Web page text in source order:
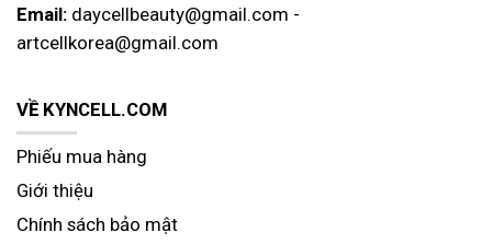
Email: daycellbeauty@gmail.com -
artcellkorea@gmail.com
VỀ KYNCELL.COM
Phiếu mua hàng
Giới thiệu
Chính sách bảo mật